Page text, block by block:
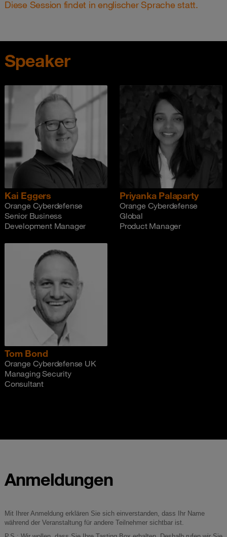
Diese Session findet in englischer Sprache statt.
Speaker
Kai Eggers
Orange Cyberdefense
Senior Business
Development Manager
Priyanka Palaparty
Orange Cyberdefense
Global
Product Manager
Tom Bond
Orange Cyberdefense UK
Managing Security
Consultant
Anmeldungen